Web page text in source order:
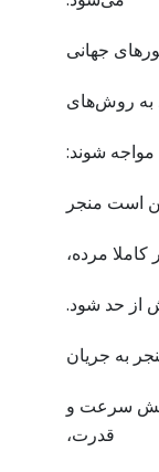
جهانی
به روش‌های
شوند:
است منجر
مرده،
از حد شود.
به جریان
سرعت و
قدرت،